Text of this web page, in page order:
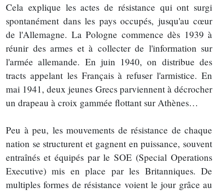
Cela explique les actes de résistance qui ont surgi
spontanément dans les pays occupés, jusqu'au cœur
de l'Allemagne. La Pologne commence dès 1939 à
réunir des armes et à collecter de l'information sur
l'armée allemande. En juin 1940, on distribue des
tracts appelant les Français à refuser l'armistice. En
mai 1941, deux jeunes Grecs parviennent à décrocher
un drapeau à croix gammée flottant sur Athènes…
Peu à peu, les mouvements de résistance de chaque
nation se structurent et gagnent en puissance, souvent
entraînés et équipés par le SOE (Special Operations
Executive) mis en place par les Britanniques. De
multiples formes de résistance voient le jour grâce au